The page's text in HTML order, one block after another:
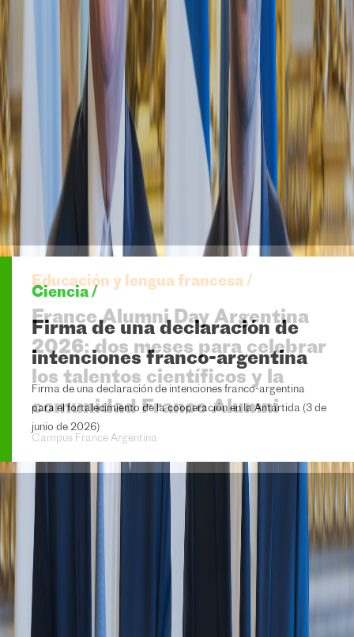
Ciencia /
Firma de una declaración de
intenciones franco-argentina
Firma de una declaración de intenciones franco-argentina
para el fortalecimiento de la cooperación en la Antártida (3 de
junio de 2026)